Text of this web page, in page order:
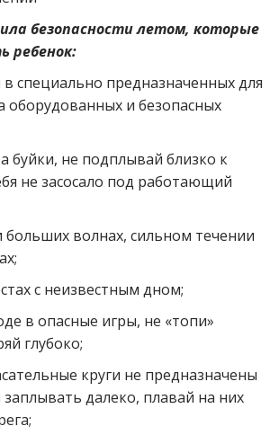
безопасности летом, которые
ребенок:
в специально предназначенных для
оборудованных и безопасных
буйки, не подплывай близко к
не засосало под работающий
волнах, сильном течении
с неизвестным дном;
в опасные игры, не «топи»
глубоко;
круги не предназначены
заплывать далеко, плавай на них